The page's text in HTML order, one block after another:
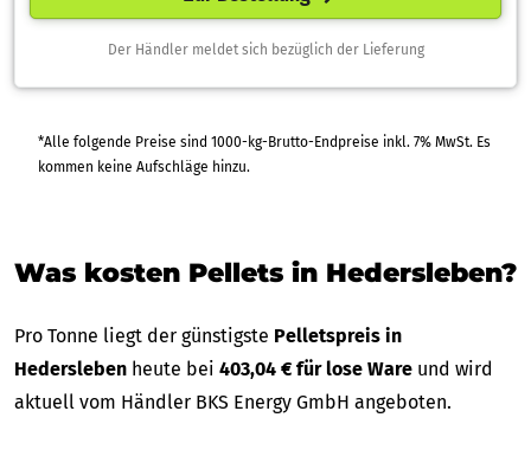
Der Händler meldet sich bezüglich der Lieferung
*Alle folgende Preise sind 1000-kg-Brutto-Endpreise inkl. 7% MwSt. Es
kommen keine Aufschläge hinzu.
Was kosten Pellets in Hedersleben?
Pro Tonne liegt der günstigste Pelletspreis in
Hedersleben heute bei 403,04 € für lose Ware und wird
aktuell vom Händler BKS Energy GmbH angeboten.